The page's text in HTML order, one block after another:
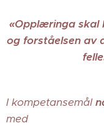
«Opplæringa skal
og forståelsen av
I kompetansemål
med